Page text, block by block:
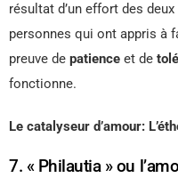
résultat d’un effort des
personnes qui ont appris à
preuve de patience et de
fonctionne.
Le catalyseur d’amour:
7. « Philautia » ou